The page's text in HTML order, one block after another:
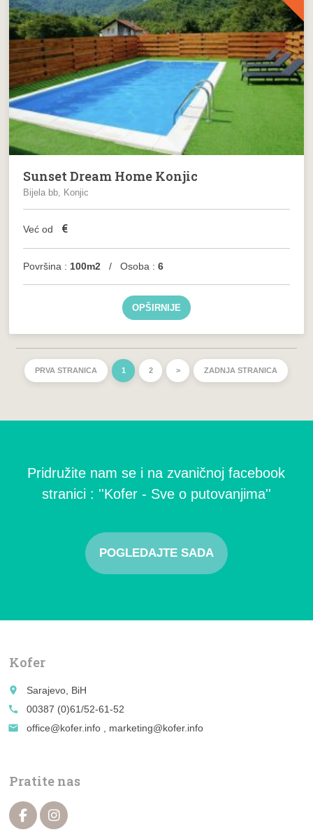
Sunset Dream Home Konjic
Bijela bb, Konjic
Već od €
Površina : 100m2 / Osoba :6
OPŠIRNIJE
PRVA STRANICA 1 2 > ZADNJA STRANICA
Pridružite nam se i na zvaničnoj facebook
stranici : ''Kofer - Sve o putovanjima''
POGLEDAJTE SADA
Kofer
place
Sarajevo, BiH
call
00387 (0)61/52-61-52
email
office@kofer.info , marketing@kofer.info
Pratite nas